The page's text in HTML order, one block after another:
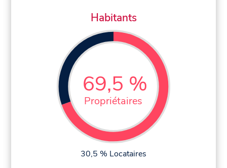
Habitants
69,5 %
Propriétaires
30,5 % Locataires